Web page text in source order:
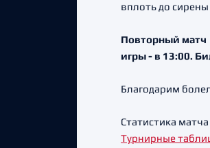
вплоть до
Повторный матч
игры - в 13:00.
Благодарим
Статистика
Турнирные